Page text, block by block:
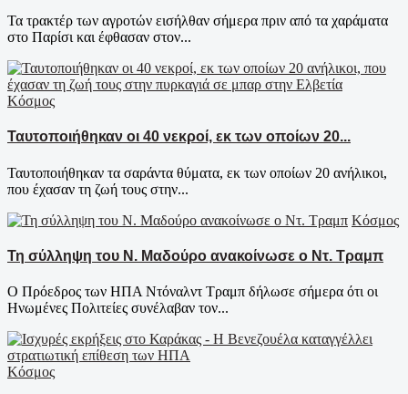
Τα τρακτέρ των αγροτών εισήλθαν σήμερα πριν από τα χαράματα
στο Παρίσι και έφθασαν στον...
Κόσμος
Ταυτοποιήθηκαν οι 40 νεκροί, εκ των οποίων 20...
Ταυτοποιήθηκαν τα σαράντα θύματα, εκ των οποίων 20 ανήλικοι,
που έχασαν τη ζωή τους στην...
Κόσμος
Τη σύλληψη του Ν. Μαδούρο ανακοίνωσε ο Ντ. Τραμπ
Ο Πρόεδρος των ΗΠΑ Ντόναλντ Τραμπ δήλωσε σήμερα ότι οι
Ηνωμένες Πολιτείες συνέλαβαν τον...
Κόσμος